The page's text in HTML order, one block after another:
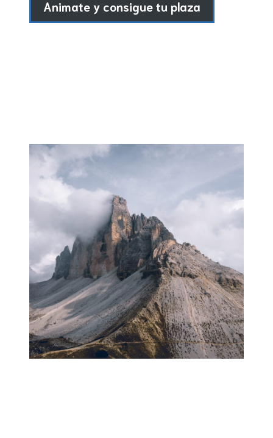
Animate y consigue tu plaza